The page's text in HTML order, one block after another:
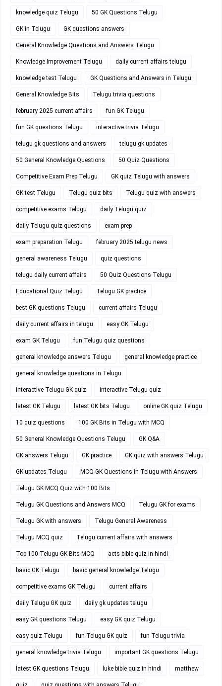
knowledge quiz Telugu 50 GK Questions Telugu
GK in Telugu GK questions answers
General Knowledge Questions and Answers Telugu
Knowledge Improvement Telugu daily current affairs telugu
knowledge test Telugu GK Questions and Answers in Telugu
General Knowledge Bits Telugu trivia questions
february 2025 current affairs fun GK Telugu
fun GK questions Telugu interactive trivia Telugu
telugu gk questions and answers telugu gk updates
50 General Knowledge Questions 50 Quiz Questions
Competitive Exam Prep Telugu GK quiz Telugu with answers
GK test Telugu Telugu quiz bits Telugu quiz with answers
competitive exams Telugu daily Telugu quiz
daily Telugu quiz questions exam prep
exam preparation Telugu february 2025 telugu news
general awareness Telugu quiz questions
telugu daily current affairs 50 Quiz Questions Telugu
Educational Quiz Telugu Telugu GK practice
best GK questions Telugu current affairs Telugu
daily current affairs in telugu easy GK Telugu
exam GK Telugu fun Telugu quiz questions
general knowledge answers Telugu general knowledge practice
general knowledge questions in Telugu
interactive Telugu GK quiz interactive Telugu quiz
latest GK Telugu latest GK bits Telugu online GK quiz Telugu
10 quiz questions 100 GK Bits in Telugu with MCQ
50 General Knowledge Questions Telugu GK Q&A
GK answers Telugu GK practice GK quiz with answers Telugu
GK updates Telugu MCQ GK Questions in Telugu with Answers
Telugu GK MCQ Quiz with 100 Bits
Telugu GK Questions and Answers MCQ Telugu GK for exams
Telugu GK with answers Telugu General Awareness
Telugu MCQ quiz Telugu current affairs with answers
Top 100 Telugu GK Bits MCQ acts bible quiz in hindi
basic GK Telugu basic general knowledge Telugu
competitive exams GK Telugu current affairs
daily Telugu GK quiz daily gk updates telugu
easy GK questions Telugu easy GK quiz Telugu
easy quiz Telugu fun Telugu GK quiz fun Telugu trivia
general knowledge trivia Telugu important GK questions Telugu
latest GK questions Telugu luke bible quiz in hindi matthew